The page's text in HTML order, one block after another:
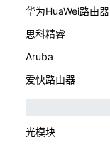
华为HuaWei路由器
思科精睿
Aruba
爱快路由器
光模块